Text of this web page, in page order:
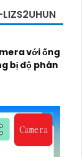
với ống
bị độ phân